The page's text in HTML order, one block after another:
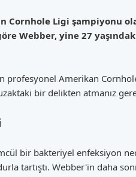
Cornhole Ligi şampiyonu
Webber, yine 27
profesyonel Amerikan
bir delikten atmanız
bir bakteriyel enfeksiyon
tartıştı. Webber'in daha